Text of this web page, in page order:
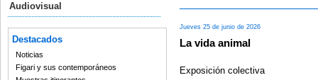
Audiovisual
Destacados
Noticias
Figari y sus contemporáneos
Jueves 25 de junio de 2026
La vida animal
Exposición colectiva